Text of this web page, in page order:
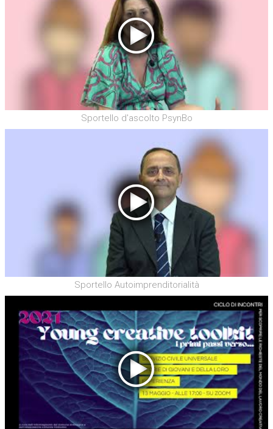
Sportello d'ascolto PsynBo
Sportello Autoimprenditorialità